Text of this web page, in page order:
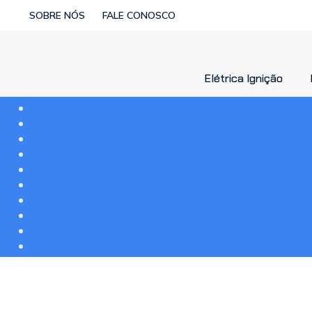
SOBRE NÓS FALE CONOSCO
Elétrica Ignição
Elétrica Ignição